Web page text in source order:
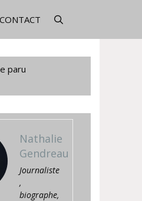
CONTACT
paru
Nathalie
Gendreau
Journaliste
,
biographe,